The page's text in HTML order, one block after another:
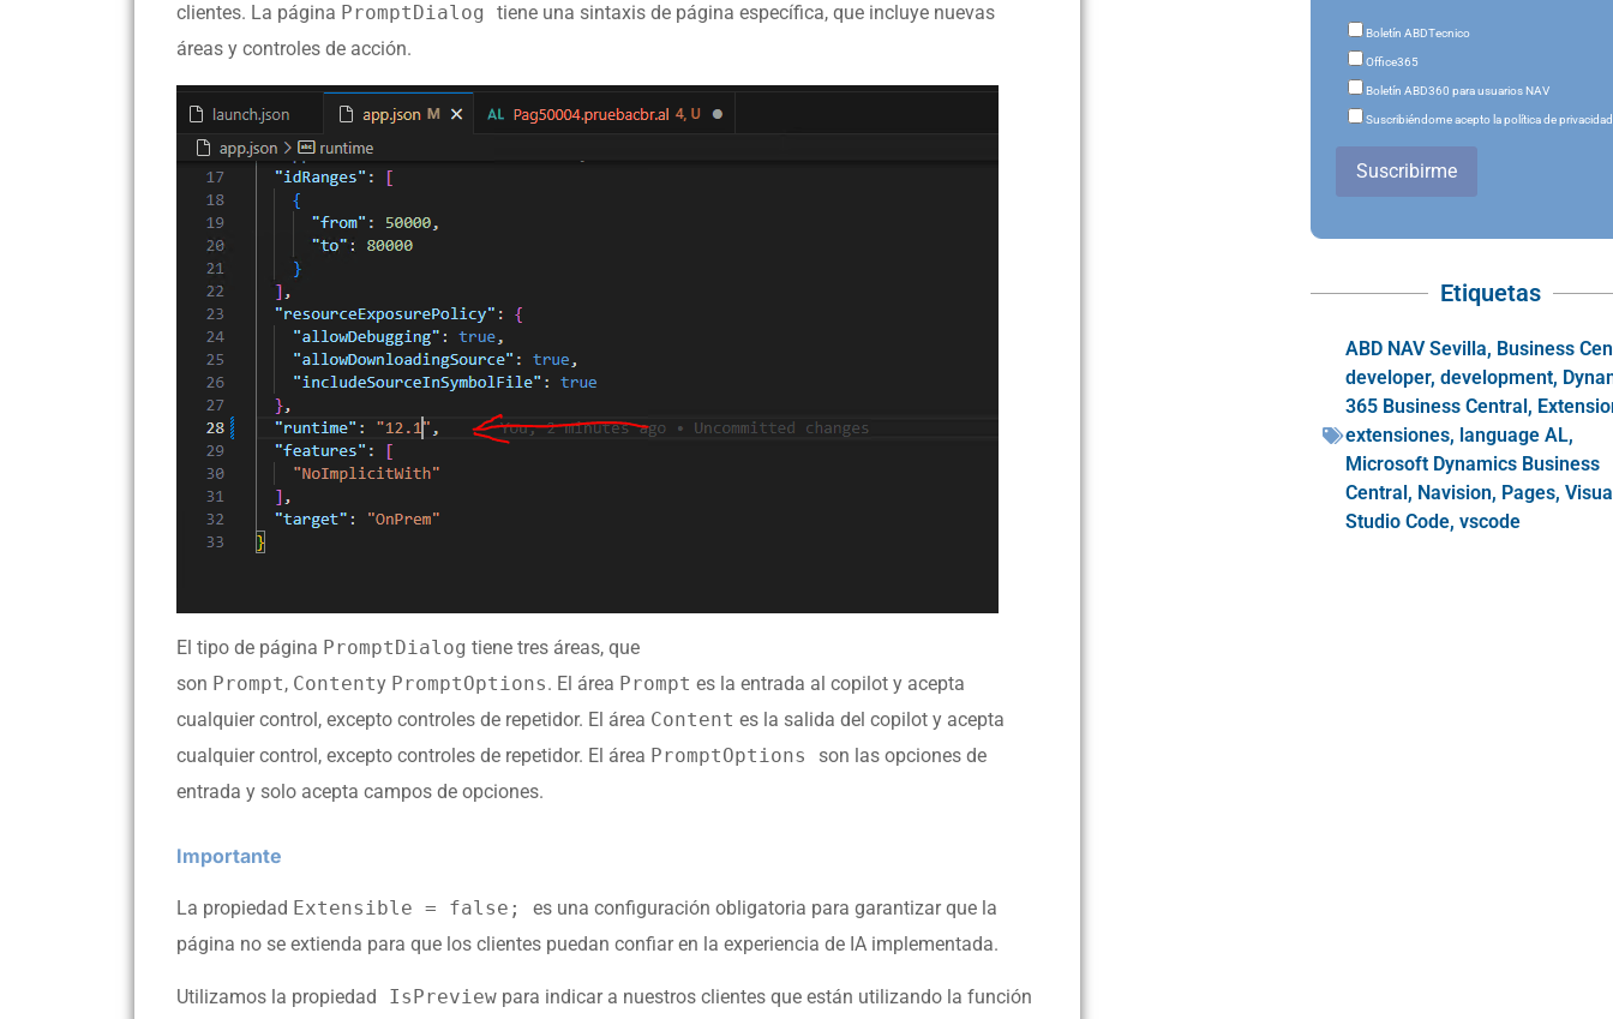
clientes. La página PromptDialog tiene una sintaxis de página específica, que incluye nuevas
áreas y controles de acción.
El tipo de página PromptDialog tiene tres áreas, que
son Prompt, Contenty PromptOptions. El área Prompt es la entrada al copilot y acepta
cualquier control, excepto controles de repetidor. El área Content es la salida del copilot y acepta
cualquier control, excepto controles de repetidor. El área PromptOptions son las opciones de
entrada y solo acepta campos de opciones.
Importante
La propiedad Extensible = false; es una configuración obligatoria para garantizar que la
página no se extienda para que los clientes puedan confiar en la experiencia de IA implementada.
Utilizamos la propiedad IsPreview para indicar a nuestros clientes que están utilizando la función
Boletín ABDTecnico
Office365
Boletín ABD360 para usuarios NAV
Suscribiéndome acepto la política de privacidad
Suscribirme
Etiquetas
ABD NAV Sevilla, Business
developer,development,
365 Business Central,
extensiones, language AL,
Microsoft Dynamics Business
Central, Navision, Pages,
Studio Code,vscode